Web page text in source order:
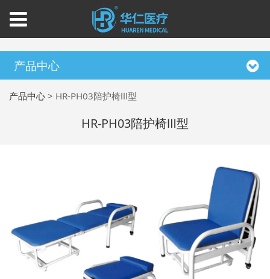
产品中心
产品中心 > HR-PH03陪护椅Ⅲ型
HR-PH03陪护椅Ⅲ型